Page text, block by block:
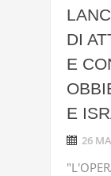
DI
E
E
26